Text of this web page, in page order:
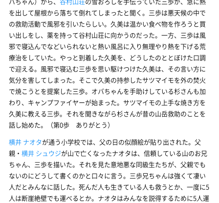
を出して屋根から落ちて倒れてしまったと聞く。三歩は悪天候の中で
の救助活動で風邪を引いたらしい。久美は温かい食べ物を作ろうと買
い出しをし、薬を持って谷村山荘に向かうのだった。一方、三歩は風
邪で寝込んでなどいられないと熱い風呂に入り無理やり熱を下げる荒
療治をしていた。やっと到着した久美を、どうしたのととぼけた口調
で迎える。風邪で寝込む三歩を思い駆けつけた久美は、その言い方に
気分を害してしまった。そこで久美の持参したサツマイモを外の焚火
で焼こうとを提案した三歩。オバちゃんを手助けしている杉さんも加
わり、キャンプファイヤーが始まった。サツマイモの上手な焼き方を
久美に教える三歩。それを聞きながら杉さんが昔の山岳救助のことを
話し始めた。（第0歩 ありがとう）
横井 ナオタが通う小学校では、父の日の似顔絵が貼り出された。父
親・ 横井 シュウジが山で亡くなったナオタは、信頼している山のお兄
ちゃん、三歩を描いた。それを見た意地悪な同級生たちが、父親でも
ないのにどうして書くのかと口々に言う。三歩兄ちゃんは強くて凄い
人だとみんなに話した。死んだ人も生きている人も救うとか、一度に5
人は断崖絶壁でも運べるとか。ナオタはみんなを説得するために5人運